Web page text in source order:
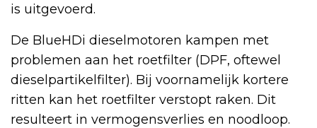
is uitgevoerd.
De BlueHDi dieselmotoren kampen met
problemen aan het roetfilter (DPF, oftewel
dieselpartikelfilter). Bij voornamelijk kortere
ritten kan het roetfilter verstopt raken. Dit
resulteert in vermogensverlies en noodloop.